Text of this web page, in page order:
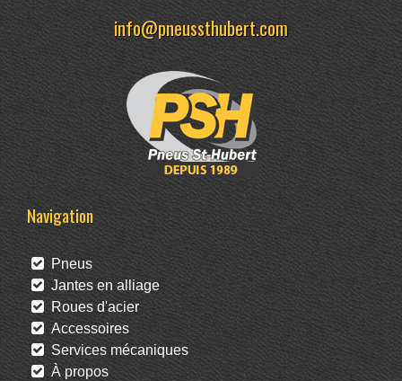
info@pneussthubert.com
Navigation
Pneus
Jantes en alliage
Roues d'acier
Accessoires
Services mécaniques
À propos